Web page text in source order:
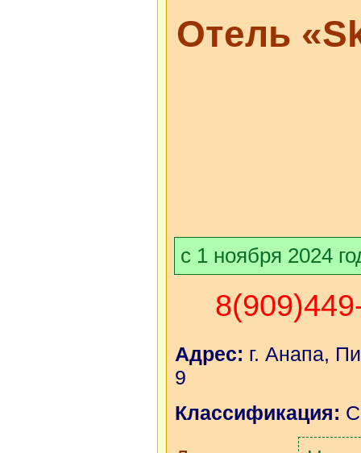
Отель
с 1 ноября 2024
Адрес: г. Анапа,
9
Классификация: